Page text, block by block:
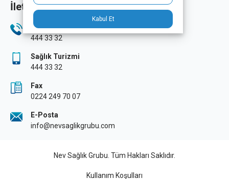
İletişim Bilgileri
Telefon
444 33 32
Sağlık Turizmi
444 33 32
Fax
0224 249 70 07
E-Posta
info@nevsaglikgrubu.com
Nev Sağlık Grubu. Tüm Hakları Saklıdır.
Kullanım Koşulları
Kabul Et